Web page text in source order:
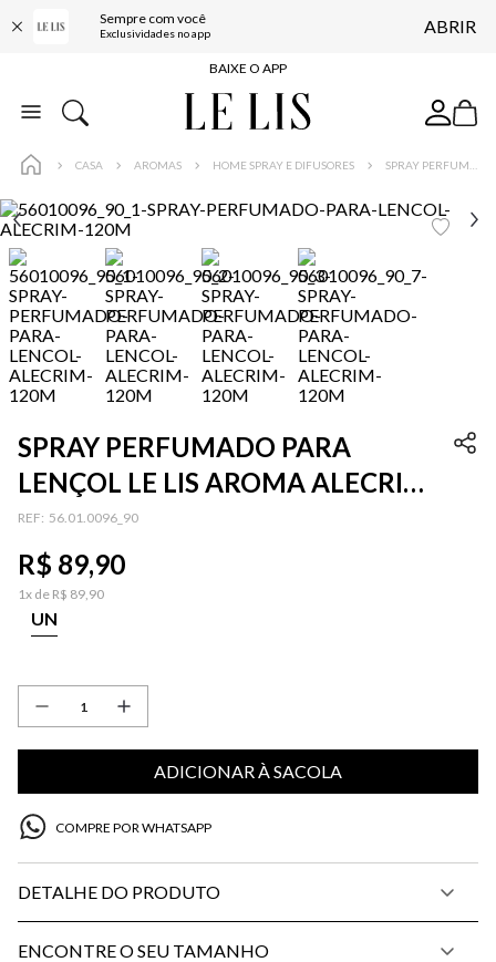
Sempre com você
Exclusividades no app ABRIR
FRETE GRÁTIS*
BAIXE O APP
10% OFF NA PRIMEIRA COMPRA*
FRETE GRÁTIS*
BAIXE O APP
10% OFF NA PRIMEIRA COMPRA*
CASA AROMAS HOME SPRAY E DIFUSORES
SPRAY PERFUMADO PARA
LENÇOL LE LIS AROMA ALECRIM
120MLG
: 56.01.0096_90
R$ 89,90
1x de R$ 89,90
UN
ADICIONAR À SACOLA
COMPRE POR WHATSAPP
DETALHE DO PRODUTO
ENCONTRE O SEU TAMANHO